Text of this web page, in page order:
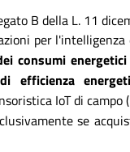
B della L. 11
per
consumi
efficienza
IoT di campo
se